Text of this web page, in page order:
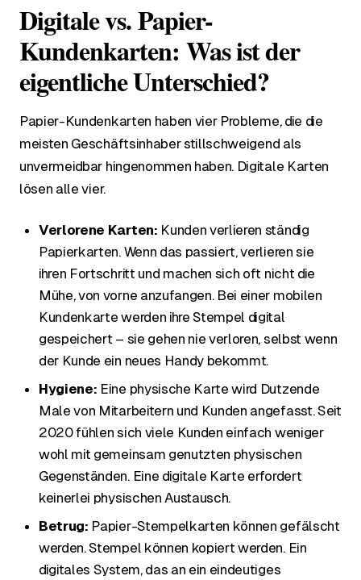
Digitale vs. Papier-
Kundenkarten: Was ist der
eigentliche Unterschied?
Papier-Kundenkarten haben vier Probleme, die die
meisten Geschäftsinhaber stillschweigend als
unvermeidbar hingenommen haben. Digitale Karten
lösen alle vier.
Verlorene Karten: Kunden verlieren ständig
Papierkarten. Wenn das passiert, verlieren sie
ihren Fortschritt und machen sich oft nicht die
Mühe, von vorne anzufangen. Bei einer mobilen
Kundenkarte werden ihre Stempel digital
gespeichert – sie gehen nie verloren, selbst wenn
der Kunde ein neues Handy bekommt.
Hygiene: Eine physische Karte wird Dutzende
Male von Mitarbeitern und Kunden angefasst. Seit
2020 fühlen sich viele Kunden einfach weniger
wohl mit gemeinsam genutzten physischen
Gegenständen. Eine digitale Karte erfordert
keinerlei physischen Austausch.
Betrug: Papier-Stempelkarten können gefälscht
werden. Stempel können kopiert werden. Ein
digitales System, das an ein eindeutiges